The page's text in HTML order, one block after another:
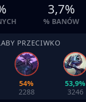
3,7%
% BANÓW
PRZECIWKO
54%
2288
53,9%
3246